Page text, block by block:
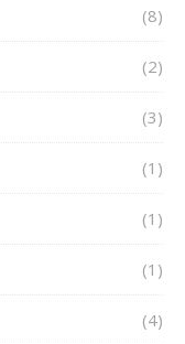
(8)
(2)
(3)
(1)
(1)
(1)
(4)